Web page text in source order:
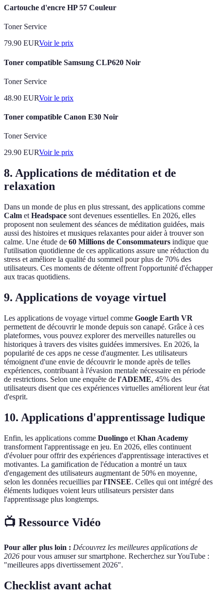
Cartouche d'encre HP 57 Couleur
Toner Service
79.90 EURVoir le prix
Toner compatible Samsung CLP620 Noir
Toner Service
48.90 EURVoir le prix
Toner compatible Canon E30 Noir
Toner Service
29.90 EURVoir le prix
8. Applications de méditation et de
relaxation
Dans un monde de plus en plus stressant, des applications comme
Calm et Headspace sont devenues essentielles. En 2026, elles
proposent non seulement des séances de méditation guidées, mais
aussi des histoires et musiques relaxantes pour aider à trouver son
calme. Une étude de 60 Millions de Consommateurs indique que
l'utilisation quotidienne de ces applications assure une réduction du
stress et améliore la qualité du sommeil pour plus de 70% des
utilisateurs. Ces moments de détente offrent l'opportunité d'échapper
aux tracas quotidiens.
9. Applications de voyage virtuel
Les applications de voyage virtuel comme Google Earth VR
permettent de découvrir le monde depuis son canapé. Grâce à ces
plateformes, vous pouvez explorer des merveilles naturelles ou
historiques à travers des visites guidées immersives. En 2026, la
popularité de ces apps ne cesse d'augmenter. Les utilisateurs
témoignent d'une envie de découvrir le monde après de telles
expériences, contribuant à l'évasion mentale nécessaire en période
de restrictions. Selon une enquête de l'ADEME, 45% des
utilisateurs disent que ces expériences virtuelles améliorent leur état
d'esprit.
10. Applications d'apprentissage ludique
Enfin, les applications comme Duolingo et Khan Academy
transforment l'apprentissage en jeu. En 2026, elles continuent
d'évoluer pour offrir des expériences d'apprentissage interactives et
motivantes. La gamification de l'éducation a montré un taux
d'engagement des utilisateurs augmentant de 50% en moyenne,
selon les données recueillies parl'INSEE. Celles qui ont intégré des
éléments ludiques voient leurs utilisateurs persister dans
l'apprentissage plus longtemps.
📺 Ressource Vidéo
Pour aller plus loin : Découvrez les meilleures applications de
2026 pour vous amuser sur smartphone. Recherchez sur YouTube :
"meilleures apps divertissement 2026".
Checklist avant achat